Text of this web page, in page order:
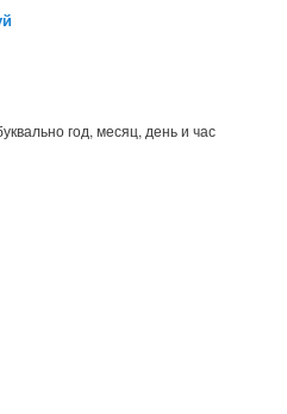
год, месяц, день и час